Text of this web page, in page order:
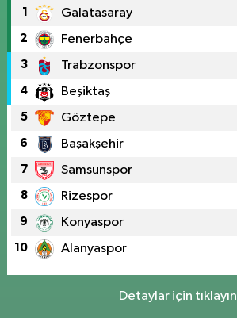
1 Galatasaray
2 Fenerbahçe
3 Trabzonspor
4 Beşiktaş
5 Göztepe
6 Başakşehir
7 Samsunspor
8 Rizespor
9 Konyaspor
10 Alanyaspor
Detaylar için tıklayın